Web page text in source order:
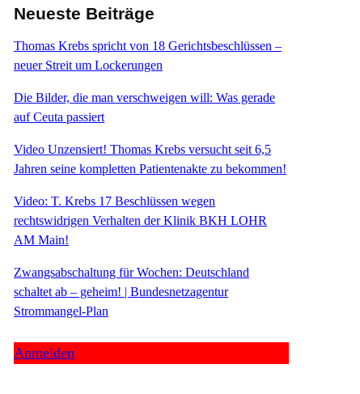
Neueste Beiträge
Thomas Krebs spricht von 18 Gerichtsbeschlüssen –
neuer Streit um Lockerungen
Die Bilder, die man verschweigen will: Was gerade
auf Ceuta passiert
Video Unzensiert! Thomas Krebs versucht seit 6,5
Jahren seine kompletten Patientenakte zu bekommen!
Video: T. Krebs 17 Beschlüssen wegen
rechtswidrigen Verhalten der Klinik BKH LOHR
AM Main!
Zwangsabschaltung für Wochen: Deutschland
schaltet ab – geheim! | Bundesnetzagentur
Strommangel-Plan
Anmelden